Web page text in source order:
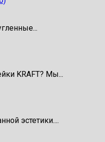
KRAFT? Мы...
эстетики....